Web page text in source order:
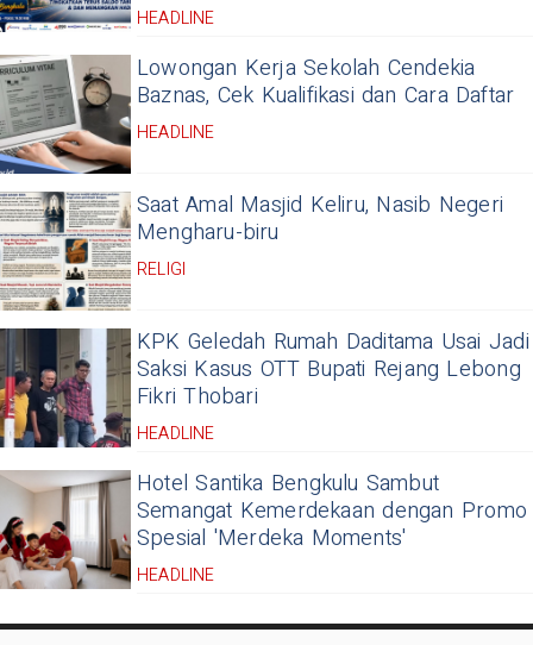
HEADLINE
Lowongan Kerja Sekolah Cendekia
Baznas, Cek Kualifikasi dan Cara Daftar
HEADLINE
Saat Amal Masjid Keliru, Nasib Negeri
Mengharu-biru
RELIGI
KPK Geledah Rumah Daditama Usai Jadi
Saksi Kasus OTT Bupati Rejang Lebong
Fikri Thobari
HEADLINE
Hotel Santika Bengkulu Sambut
Semangat Kemerdekaan dengan Promo
Spesial 'Merdeka Moments'
HEADLINE